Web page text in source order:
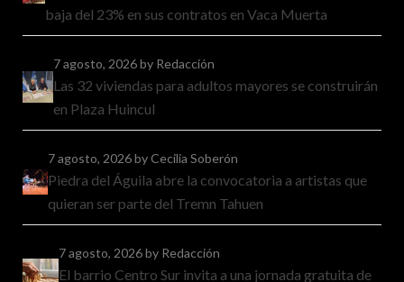
baja del 23% en sus contratos en Vaca Muerta
7 agosto, 2026by Redacción
Las 32 viviendas para adultos mayores se construirán
en Plaza Huincul
7 agosto, 2026by Cecilia Soberón
Piedra del Águila abre la convocatoria a artistas que
quieran ser parte del Tremn Tahuen
7 agosto, 2026by Redacción
El barrio Centro Sur invita a una jornada gratuita de